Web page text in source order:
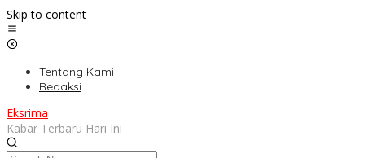
Skip to content
Tentang Kami
Redaksi
Eksrima
Kabar Terbaru Hari Ini